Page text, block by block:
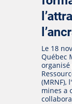
Le 18
Québec
(MRNF),
mines a